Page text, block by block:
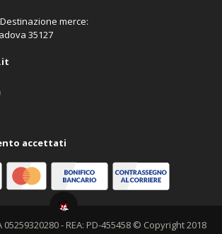
merce:
35127
accettati
05259320280 - REA: PD-455458 © Copyright 2018